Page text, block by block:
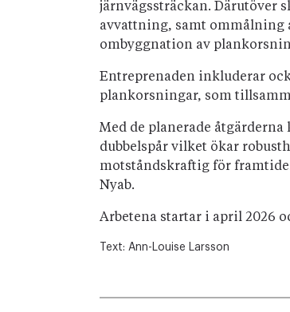
järnvägssträckan. Därutöver
avvattning, samt ommålning
ombyggnation av
Entreprenaden inkluderar
plankorsningar, som
Med de planerade
dubbelspår vilket ökar
motståndskraftig för
Nyab.
Arbetena startar i april 2026
Text: Ann-Louise Larsson